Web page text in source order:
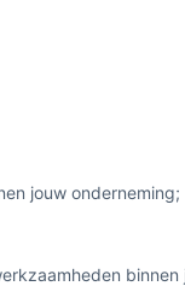
jouw onderneming;